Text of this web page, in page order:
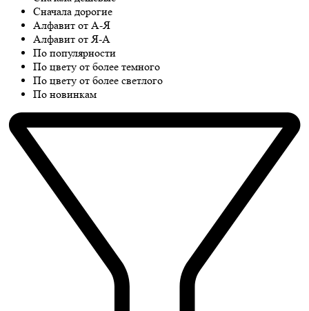
Сначала дорогие
Алфавит от А-Я
Алфавит от Я-А
По популярности
По цвету от более темного
По цвету от более светлого
По новинкам